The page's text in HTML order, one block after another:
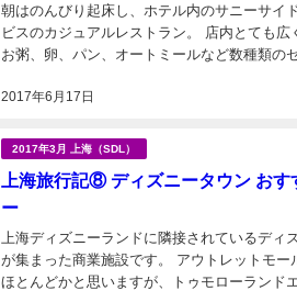
2017年6月17日
朝はのんびり起床し、ホテル内のサニーサイ
ビスのカジュアルレストラン。 店内とても
お粥、卵、パン、オートミールなど数種類の
2017年3月 上海（SDL）
上海旅行記⑧ ディズニータウン お
ー
上海ディズニーランドに隣接されているディ
が集まった商業施設です。 アウトレットモ
ほとんどかと思いますが、トゥモローランド